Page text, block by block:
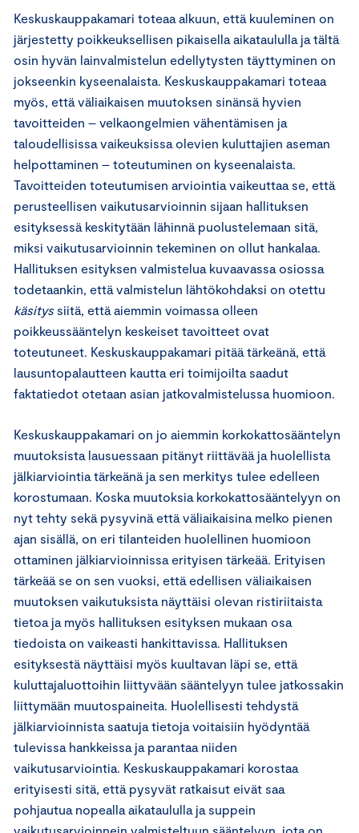
Keskuskauppakamari toteaa alkuun, että kuuleminen on
järjestetty poikkeuksellisen pikaisella aikataululla ja tältä
osin hyvän lainvalmistelun edellytysten täyttyminen on
jokseenkin kyseenalaista. Keskuskauppakamari toteaa
myös, että väliaikaisen muutoksen sinänsä hyvien
tavoitteiden – velkaongelmien vähentämisen ja
taloudellisissa vaikeuksissa olevien kuluttajien aseman
helpottaminen – toteutuminen on kyseenalaista.
Tavoitteiden toteutumisen arviointia vaikeuttaa se, että
perusteellisen vaikutusarvioinnin sijaan hallituksen
esityksessä keskitytään lähinnä puolustelemaan sitä,
miksi vaikutusarvioinnin tekeminen on ollut hankalaa.
Hallituksen esityksen valmistelua kuvaavassa osiossa
todetaankin, että valmistelun lähtökohdaksi on otettu
käsityssiitä, että aiemmin voimassa olleen
poikkeussääntelyn keskeiset tavoitteet ovat
toteutuneet. Keskuskauppakamari pitää tärkeänä, että
lausuntopalautteen kautta eri toimijoilta saadut
faktatiedot otetaan asian jatkovalmistelussa huomioon.
Keskuskauppakamari on jo aiemmin korkokattosääntelyn
muutoksista lausuessaan pitänyt riittävää ja huolellista
jälkiarviointia tärkeänä ja sen merkitys tulee edelleen
korostumaan. Koska muutoksia korkokattosääntelyyn on
nyt tehty sekä pysyvinä että väliaikaisina melko pienen
ajan sisällä, on eri tilanteiden huolellinen huomioon
ottaminen jälkiarvioinnissa erityisen tärkeää. Erityisen
tärkeää se on sen vuoksi, että edellisen väliaikaisen
muutoksen vaikutuksista näyttäisi olevan ristiriitaista
tietoa ja myös hallituksen esityksen mukaan osa
tiedoista on vaikeasti hankittavissa. Hallituksen
esityksestä näyttäisi myös kuultavan läpi se, että
kuluttajaluottoihin liittyvään sääntelyyn tulee jatkossakin
liittymään muutospaineita. Huolellisesti tehdystä
jälkiarvioinnista saatuja tietoja voitaisiin hyödyntää
tulevissa hankkeissa ja parantaa niiden
vaikutusarviointia. Keskuskauppakamari korostaa
erityisesti sitä, että pysyvät ratkaisut eivät saa
pohjautua nopealla aikataululla ja suppein
vaikutusarvioinnein valmisteltuun sääntelyyn, jota on